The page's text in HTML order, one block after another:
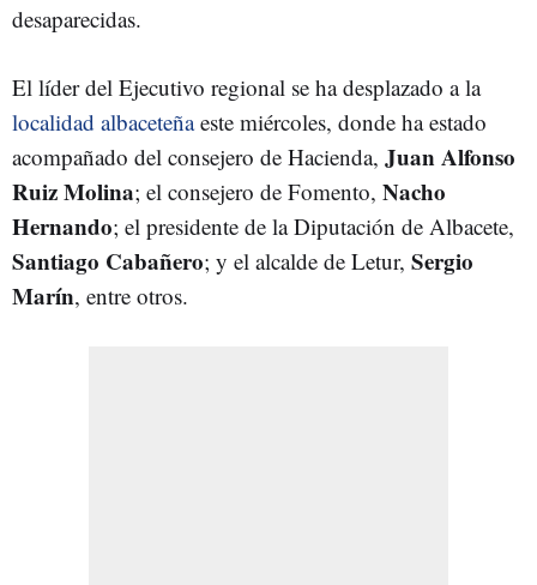
desaparecidas.
El líder del Ejecutivo regional se ha desplazado a la
localidad albaceteñaeste miércoles, donde ha estado
acompañado del consejero de Hacienda, Juan Alfonso
Ruiz Molina; el consejero de Fomento, Nacho
Hernando; el presidente de la Diputación de Albacete,
Santiago Cabañero; y el alcalde de Letur, Sergio
Marín, entre otros.